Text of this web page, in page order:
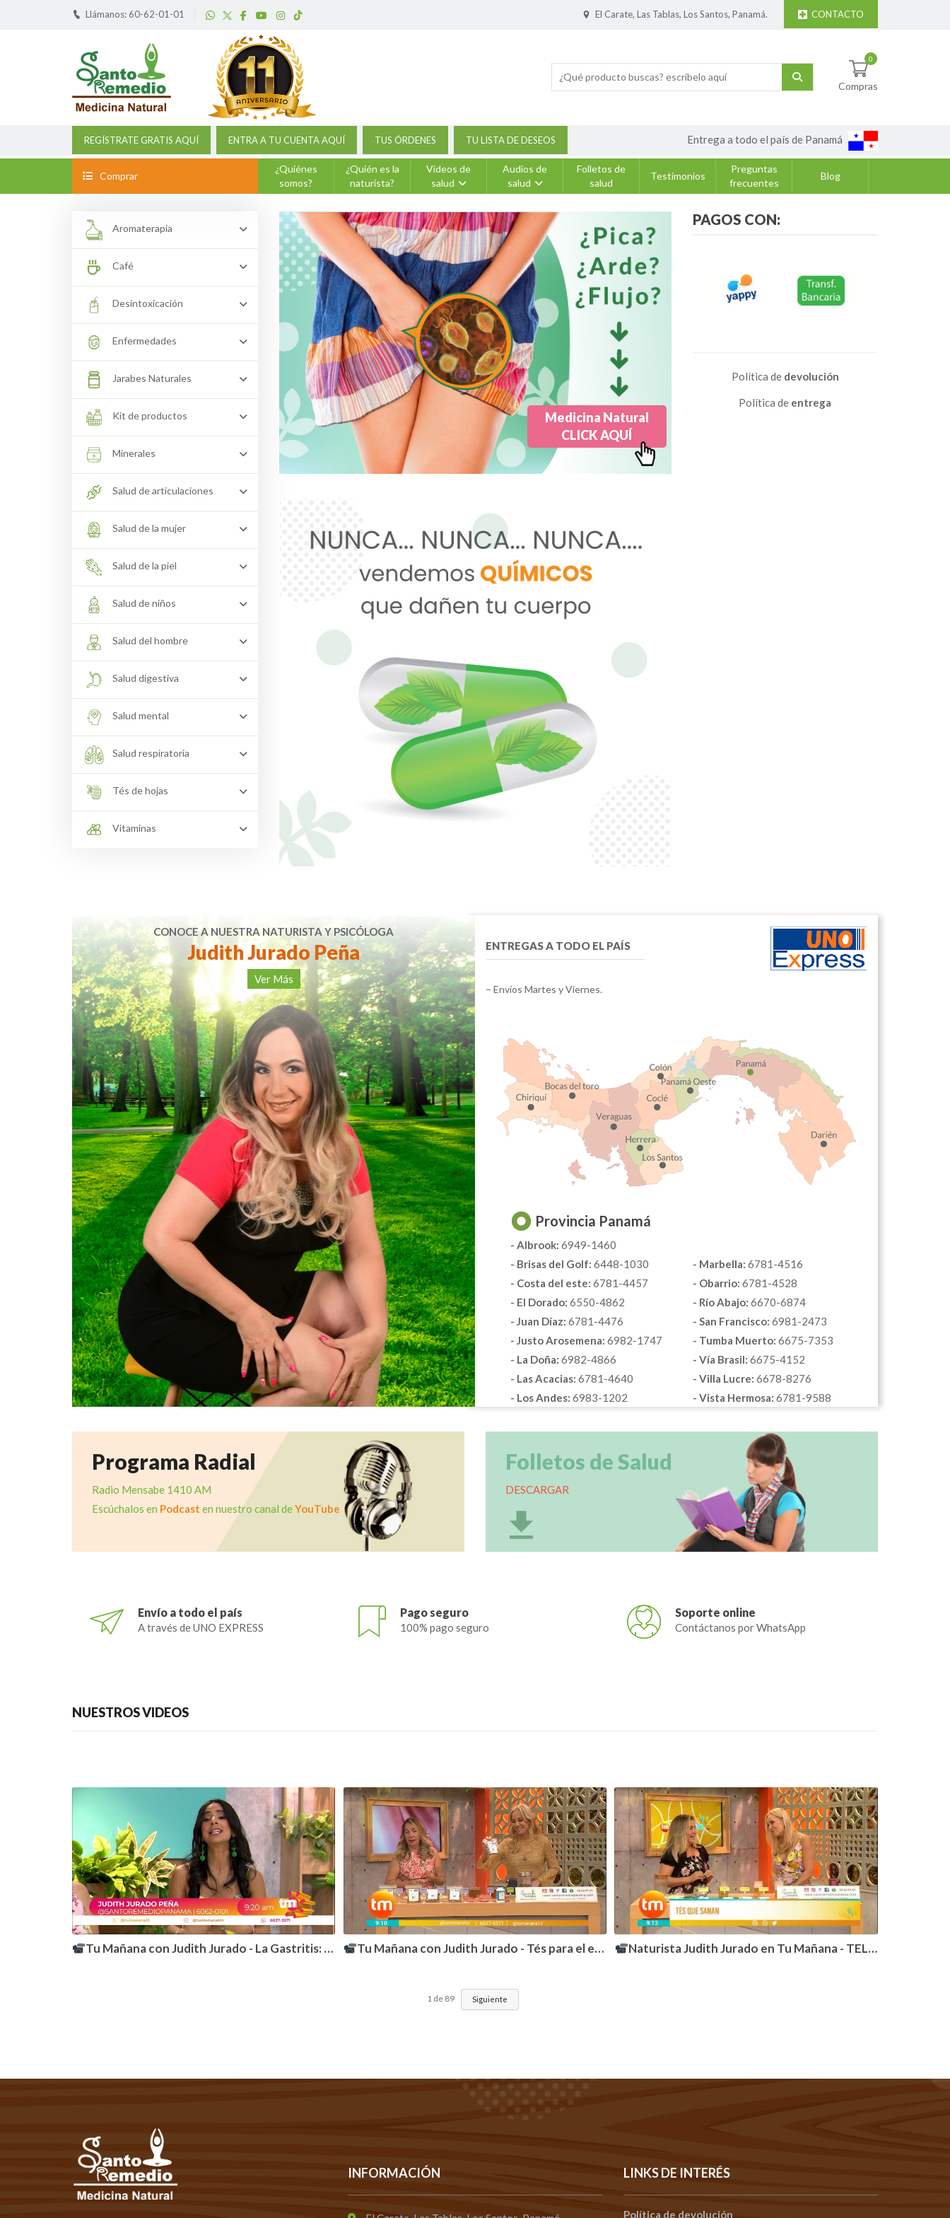
Llámanos: 60-62-01-01 El Carate, Las Tablas, Los Santos, Panamá. CONTACTO
0
Compras
REGÍSTRATE GRATIS AQUÍ ENTRA A TU CUENTA AQUÍ TUS ÓRDENES TU LISTA DE DESEOS Entrega a todo el país de Panamá
Comprar
¿Quiénes
somos?
¿Quién es la
naturista?
Videos de
salud
Audios de
salud
Folletos de
salud
Testimonios
Preguntas
frecuentes
Blog
Aromaterapia
Café
Desintoxicación
Enfermedades
Jarabes Naturales
Kit de productos
Minerales
Salud de articulaciones
Salud de la mujer
Salud de la piel
Salud de niños
Salud del hombre
Salud digestiva
Salud mental
Salud respiratoria
Tés de hojas
Vitaminas
Medicina Natural
CLICK AQUÍ
PAGOS CON:
Política de devolución
Política de entrega
CONOCE A NUESTRA NATURISTA Y PSICÓLOGA
Judith Jurado Peña
Ver Más
ENTREGAS A TODO EL PAÍS
– Envíos Martes y Viernes.
Provincia Panamá
- Albrook: 6949-1460
- Brisas del Golf: 6448-1030
- Costa del este: 6781-4457
- El Dorado: 6550-4862
- Juan Díaz: 6781-4476
- Justo Arosemena: 6982-1747
- La Doña: 6982-4866
- Las Acacias: 6781-4640
- Los Andes: 6983-1202
- Marbella: 6781-4516
- Obarrio: 6781-4528
- Río Abajo: 6670-6874
- San Francisco: 6981-2473
- Tumba Muerto: 6675-7353
- Vía Brasil: 6675-4152
- Villa Lucre: 6678-8276
- Vista Hermosa: 6781-9588
Programa Radial
Radio Mensabe 1410 AM
Escúchalos en Podcast en nuestro canal deYouTube
Folletos de Salud
DESCARGAR
Envío a todo el país
A través de UNO EXPRESS
Pago seguro
100% pago seguro
Soporte online
Contáctanos por WhatsApp
NUESTROS VIDEOS
Tu Mañana con Judith Jurado - La Gastritis: mas allá de un simple dolor de estómago. TELEMETRO. Tu Mañana con Judith Jurado - Tés para el estrés y beneficios del magnesio. TELEMETRO PANAMÁ Naturista Judith Jurado en Tu Mañana - TELEMETRO PANAMÁ
1 de 89 Siguiente
INFORMACIÓN LINKS DE INTERÉS
Política de devolución